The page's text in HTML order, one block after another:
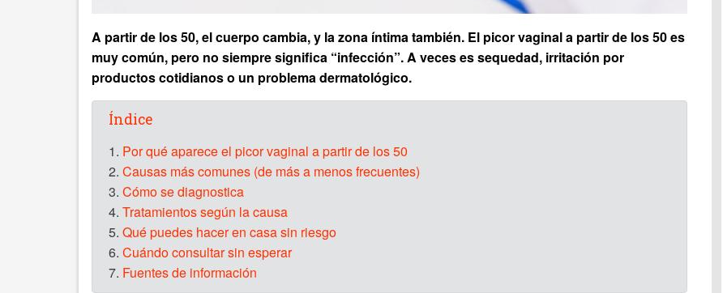
A partir de los 50, el cuerpo cambia, y la zona íntima también. El picor vaginal a partir de los 50 es
muy común, pero no siempre significa “infección”. A veces es sequedad, irritación por
productos cotidianos o un problema dermatológico.
Índice
1. Por qué aparece el picor vaginal a partir de los 50
2. Causas más comunes (de más a menos frecuentes)
3. Cómo se diagnostica
4. Tratamientos según la causa
5. Qué puedes hacer en casa sin riesgo
6. Cuándo consultar sin esperar
7. Fuentes de información